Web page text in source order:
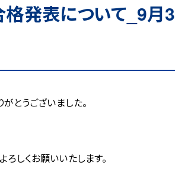
発表について_9月3
とうございました。
しくお願いいたします。